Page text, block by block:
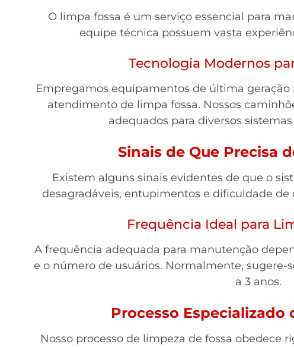
O limpa fossa é um serviço essencial para
equipe técnica possuem vasta
Tecnologia Modernos
Empregamos equipamentos de última geração
atendimento de limpa fossa. Nossos
adequados para diversos
Sinais de Que Precisa
Existem alguns sinais evidentes de que o
desagradáveis, entupimentos e dificuldade de
Frequência Ideal para
A frequência adequada para manutenção
e o número de usuários. Normalmente, sugere-
a 3 anos.
Processo Especializado
Nosso processo de limpeza de fossa obedece